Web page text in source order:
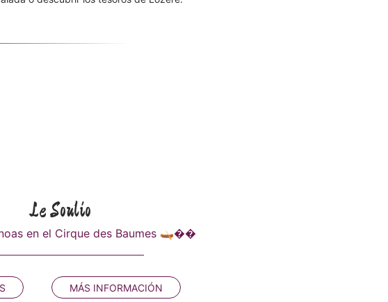
Le Soulio
en el Cirque des Baumes 🛶��
MÁS INFORMACIÓN